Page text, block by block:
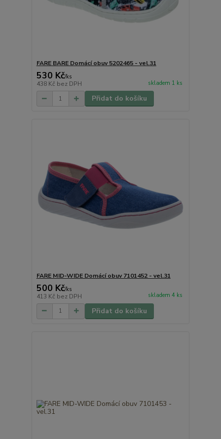
FARE BARE Domácí obuv 5202465 - vel.31
530 Kč/ks
438 Kč bez DPH skladem 1 ks
Přidat do košíku
FARE MID-WIDE Domácí obuv 7101452 - vel.31
500 Kč/ks
413 Kč bez DPH skladem 4 ks
Přidat do košíku